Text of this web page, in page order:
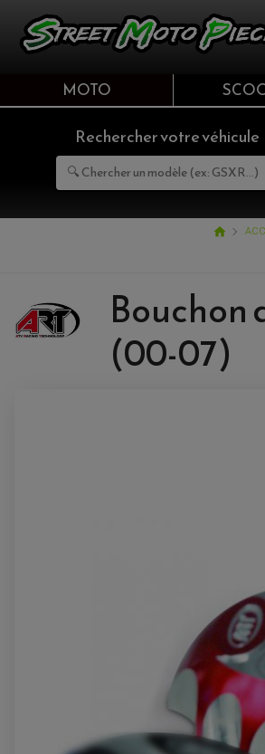
MOTO
Rechercher votre véhicule
home
Bouchon
(00-07)